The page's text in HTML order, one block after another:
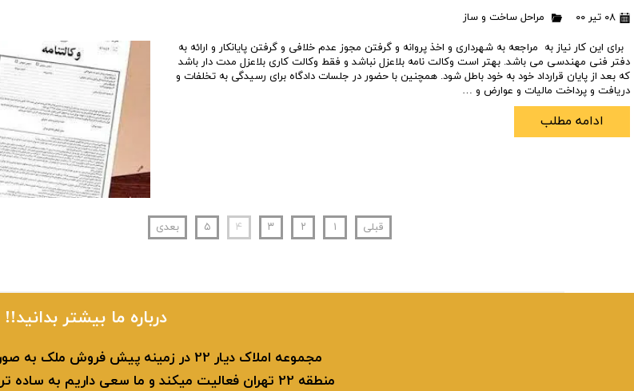
۰۸ تیر ۰۰ مراحل ساخت و ساز
برای این کار نیاز به مراجعه به شهرداری و اخذ پروانه و گرفتن مجوز عدم خلافی و گرفتن پایانکار و ارائه به
دفتر فنی مهندسی می باشد. بهتر است وکالت نامه بلاعزل نباشد و فقط وکالت کاری بلاعزل مدت دار باشد
که بعد از پایان قرارداد خود به خود باطل شود. همچنین با حضور در جلسات دادگاه برای رسیدگی به تخلفات و
دریافت و پرداخت مالیات و عوارض و …
ادامه مطلب
قبلی ۱ ۲ ۳ ۴ ۵ بعدی
​​درباره ما بیشتر بدانید!!
مجموعه املاک دیار 22 در زمینه پیش
منطقه 22 تهران فعالیت میکند و ما سعی داریم به